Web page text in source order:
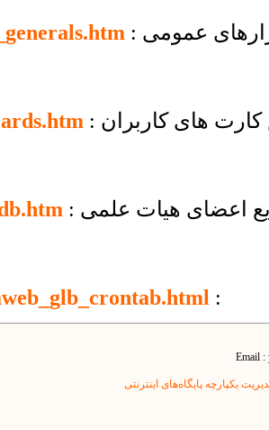
عمومی
های کاربران
اعضای هیات علمی
:
Email :